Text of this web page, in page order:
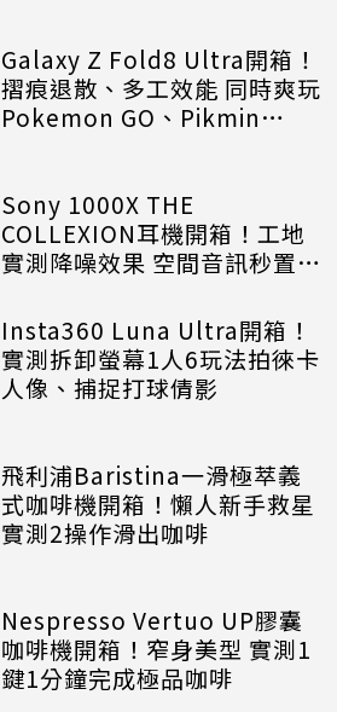
Galaxy Z Fold8 Ultra開箱！
摺痕退散、多工效能 同時爽玩
Pokemon GO、Pikmin
Sony 1000X THE
COLLEXION耳機開箱！工地
實測降噪效果 空間音訊秒置身
Insta360 Luna Ultra開箱！
實測拆卸螢幕1人6玩法拍徠卡
人像、捕捉打球倩影
飛利浦Baristina一滑極萃義
式咖啡機開箱！懶人新手救星
實測2操作滑出咖啡
Nespresso Vertuo UP膠囊
咖啡機開箱！窄身美型 實測1
鍵1分鐘完成極品咖啡